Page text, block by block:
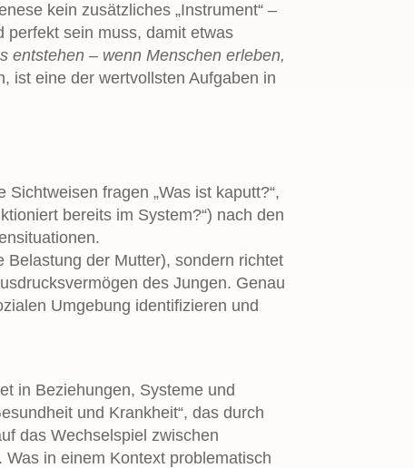
kein zusätzliches „Instrument“ –
perfekt sein muss, damit etwas
entstehen – wenn Menschen erleben,
ist eine der wertvollsten Aufgaben in
fragen „Was ist kaputt?“,
bereits im System?“) nach den
der Mutter), sondern richtet
des Jungen. Genau
Umgebung identifizieren und
in Beziehungen, Systeme und
und Krankheit“, das durch
das Wechselspiel zwischen
in einem Kontext problematisch